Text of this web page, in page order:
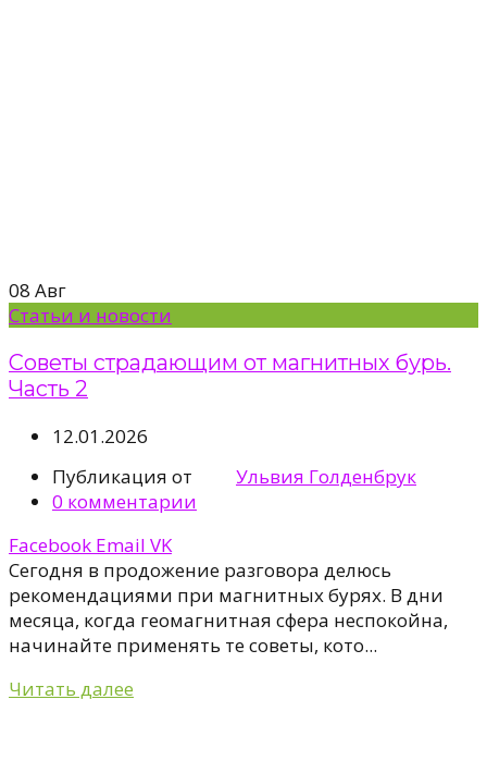
08 Авг
Статьи и новости
Советы страдающим от магнитных бурь.
Часть 2
12.01.2026
Публикация от
Ульвия Голденбрук
0 комментарии
Facebook Email VK
Сегодня в продожение разговора делюсь
рекомендациями при магнитных бурях. В дни
месяца, когда геомагнитная сфера неспокойнa,
начинайте применять те советы, кото...
Читать далее